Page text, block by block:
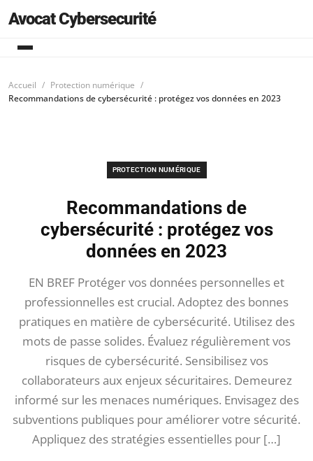
Avocat Cybersecurité
Accueil
Protection numérique
Recommandations de cybersécurité : protégez vos données en 2023
PROTECTION NUMÉRIQUE
Recommandations de
cybersécurité : protégez vos
données en 2023
EN BREF Protéger vos données personnelles et
professionnelles est crucial. Adoptez des bonnes
pratiques en matière de cybersécurité. Utilisez des
mots de passe solides. Évaluez régulièrement vos
risques de cybersécurité. Sensibilisez vos
collaborateurs aux enjeux sécuritaires. Demeurez
informé sur les menaces numériques. Envisagez des
subventions publiques pour améliorer votre sécurité.
Appliquez des stratégies essentielles pour […]